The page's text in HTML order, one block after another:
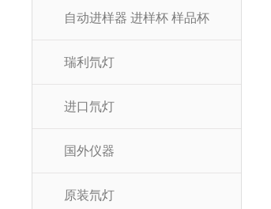
自动进样器 进样杯 样品杯
瑞利氘灯
进口氘灯
国外仪器
原装氘灯